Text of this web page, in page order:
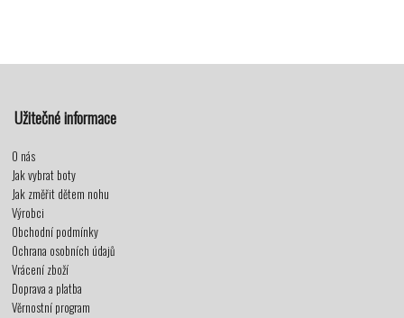
Užitečné informace
O nás
Jak vybrat boty
Jak změřit dětem nohu
Výrobci
Obchodní podmínky
Ochrana osobních údajů
Vrácení zboží
Doprava a platba
Věrnostní program